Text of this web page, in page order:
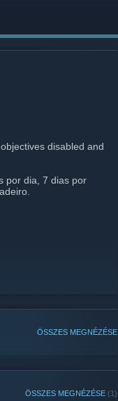
disabled and
por dia, 7 dias por
ÖSSZES MEGNÉZÉSE
ÖSSZES MEGNÉZÉSE (1)